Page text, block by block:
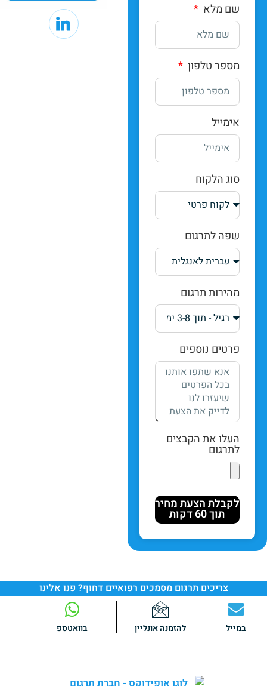
שם מלא
מספר טלפון
אימייל
סוג הלקוח
שפה לתרגום
מהירות תרגום
פרטים נוספים
העלו את הקבצים
לתרגום
לקבלת הצעת מחיר
תוך 60 דקות
צריכים תרגום מסמכים רפואיים דחוף? פנו אלינו
במייל להזמנה אונליין בוואטספ